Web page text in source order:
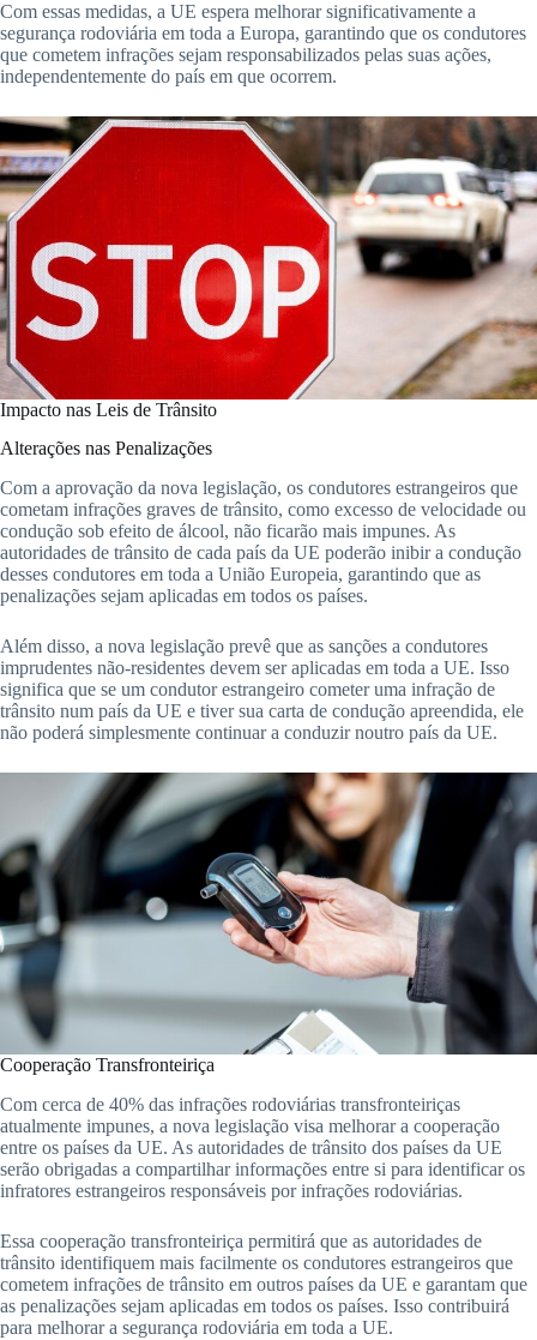
Com essas medidas, a UE espera melhorar significativamente a
segurança rodoviária em toda a Europa, garantindo que os condutores
que cometem infrações sejam responsabilizados pelas suas ações,
independentemente do país em que ocorrem.
Impacto nas Leis de Trânsito
Alterações nas Penalizações
Com a aprovação da nova legislação, os condutores estrangeiros que
cometam infrações graves de trânsito, como excesso de velocidade ou
condução sob efeito de álcool, não ficarão mais impunes. As
autoridades de trânsito de cada país da UE poderão inibir a condução
desses condutores em toda a União Europeia, garantindo que as
penalizações sejam aplicadas em todos os países.
Além disso, a nova legislação prevê que as sanções a condutores
imprudentes não-residentes devem ser aplicadas em toda a UE. Isso
significa que se um condutor estrangeiro cometer uma infração de
trânsito num país da UE e tiver sua carta de condução apreendida, ele
não poderá simplesmente continuar a conduzir noutro país da UE.
Cooperação Transfronteiriça
Com cerca de 40% das infrações rodoviárias transfronteiriças
atualmente impunes, a nova legislação visa melhorar a cooperação
entre os países da UE. As autoridades de trânsito dos países da UE
serão obrigadas a compartilhar informações entre si para identificar os
infratores estrangeiros responsáveis por infrações rodoviárias.
Essa cooperação transfronteiriça permitirá que as autoridades de
trânsito identifiquem mais facilmente os condutores estrangeiros que
cometem infrações de trânsito em outros países da UE e garantam que
as penalizações sejam aplicadas em todos os países. Isso contribuirá
para melhorar a segurança rodoviária em toda a UE.